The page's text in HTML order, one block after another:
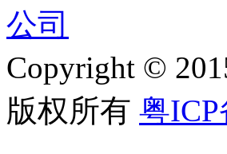
公司
Copyright ©
版权所有 粤ICP